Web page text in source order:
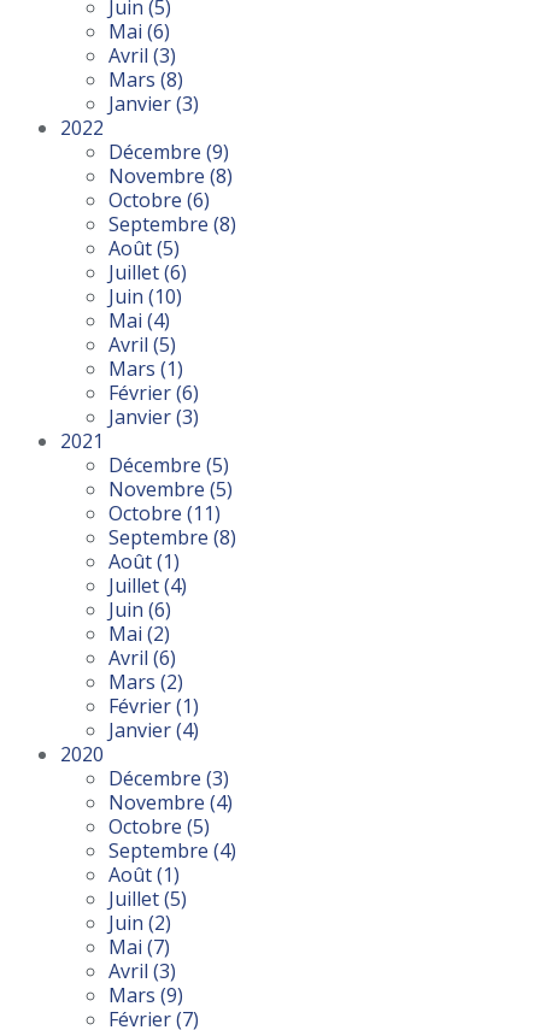
Juin (5)
Mai (6)
Avril (3)
Mars (8)
Janvier(3)
2022
Décembre (9)
Novembre (8)
Octobre (6)
Septembre (8)
Août(5)
Juillet(6)
Juin (10)
Mai (4)
Avril (5)
Mars (1)
Février(6)
Janvier(3)
2021
Décembre (5)
Novembre (5)
Octobre (11)
Septembre (8)
Août(1)
Juillet(4)
Juin (6)
Mai (2)
Avril (6)
Mars (2)
Février(1)
Janvier(4)
2020
Décembre (3)
Novembre (4)
Octobre (5)
Septembre (4)
Août(1)
Juillet(5)
Juin (2)
Mai (7)
Avril (3)
Mars (9)
Février(7)